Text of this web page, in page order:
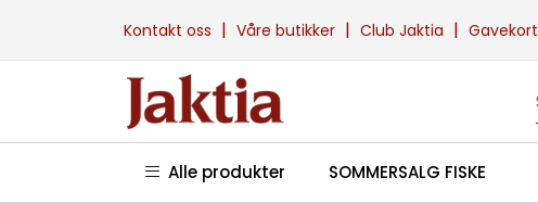
Kontakt oss | Våre butikker | Club Jaktia | Gavekort
Alle produkter SOMMERSALG FISKE